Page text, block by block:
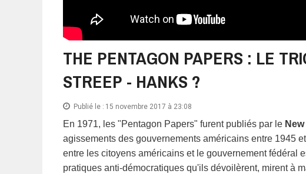
THE PENTAGON PAPERS : LE
STREEP - HANKS ?
Publié le : 15 novembre 2017 à 23:08
En 1971, les "Pentagon Papers" furent publiés par le
agissements des gouvernements américains entre 1945
entre les citoyens américains et le gouvernement fédéral
pratiques anti-démocratiques qu'ils dévoilèrent, mirent à